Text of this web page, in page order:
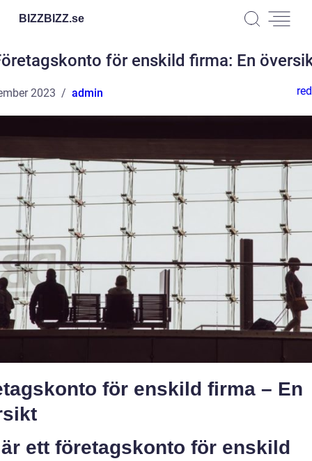
BIZZBIZZ.se
för enskild firma: En
2023 admin
för enskild firma – En
ett företagskonto för enskild